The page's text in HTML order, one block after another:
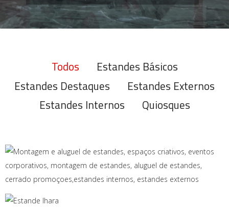
Todos
Estandes Básicos
Estandes Destaques
Estandes Externos
Estandes Internos
Quiosques